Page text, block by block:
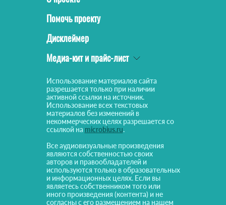
Помочь проекту
Дисклеймер
Медиа-кит и прайс-лист
Использование материалов сайта
разрешается только при наличии
активной ссылки на источник.
Использование всех текстовых
материалов без изменений в
некоммерческих целях разрешается со
ссылкой на microbius.ru.
Все аудиовизуальные произведения
являются собственностью своих
авторов и правообладателей и
используются только в образовательных
и информационных целях. Если вы
являетесь собственником того или
иного произведения (контента) и не
согласны с его размещением на нашем